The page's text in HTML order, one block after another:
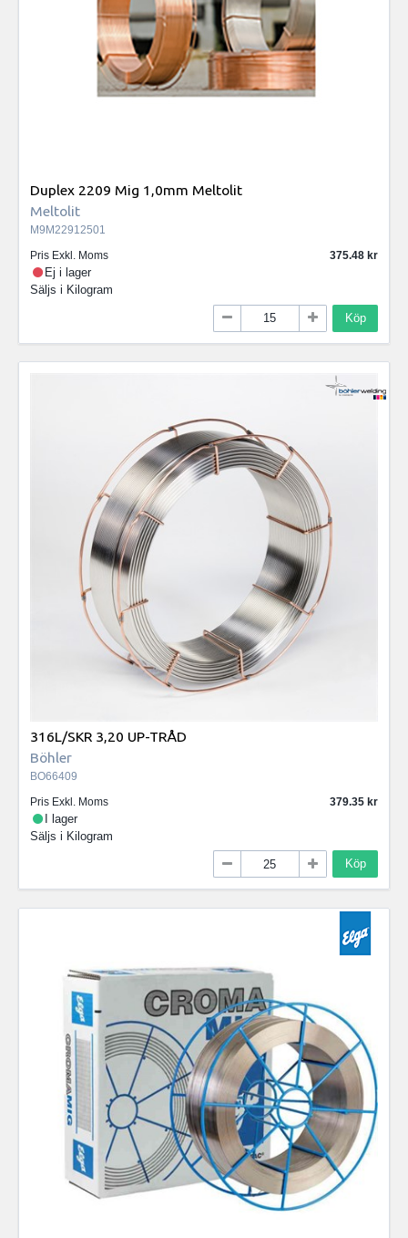
Duplex 2209 Mig 1,0mm Meltolit
Meltolit
M9M22912501
Pris Exkl. Moms
375.48
Ej i lager
Säljs i Kilogram
Köp
316L/SKR 3,20 UP-TRÅD
Böhler
BO66409
Pris Exkl. Moms
379.35
I lager
Säljs i Kilogram
Köp